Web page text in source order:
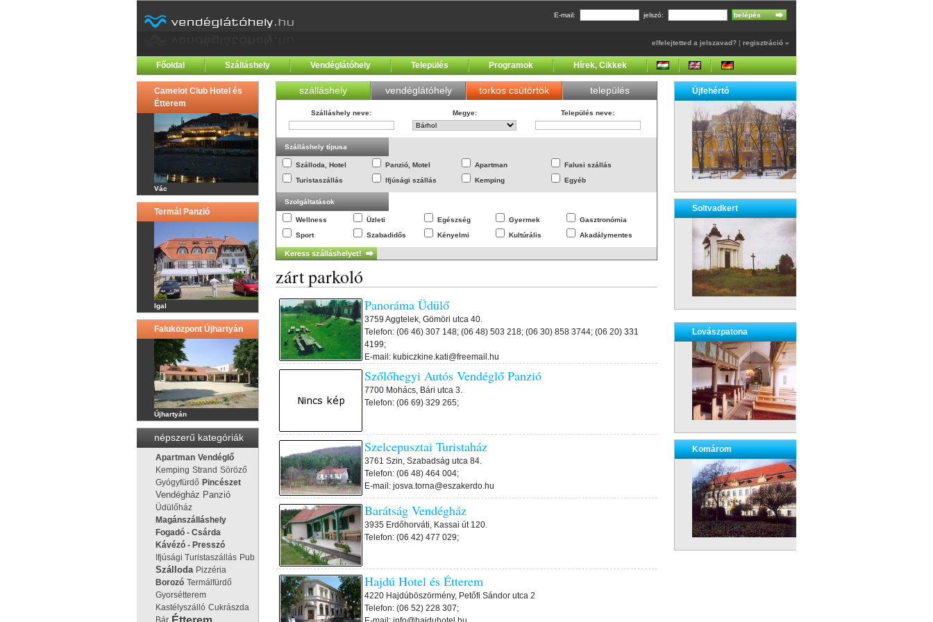
E-mail: jelszó:
elfelejtetted a jelszavad? | regisztráció »
Főoldal Szálláshely Vendéglátóhely Település Programok Hírek, Cikkek
Camelot Club Hotel és
Étterem
Vác
Termál Panzió
Igal
Faluközpont Újhartyán
Újhartyán
népszerű kategóriák
Apartman Vendéglő
Kemping Strand Söröző
Gyógyfürdő Pincészet
Vendégház Panzió
Üdülőház
Magánszálláshely
Fogadó - Csárda
Kávézó - Presszó
Ifjúsági Turistaszállás Pub
Szálloda Pizzéria
Borozó Termálfürdő
Gyorsétterem
Kastélyszálló Cukrászda
Bár
szálláshely vendéglátóhely torkos csütörtök település
Szálláshely neve: Megye: Település neve:
Szálláshely típusa
Szálloda, Hotel Panzió, Motel Apartman
Falusi szállás
Turistaszállás
Ifjúsági szállás Kemping Egyéb
Szolgáltatások
Wellness Üzleti Egészség Gyermek
Gasztronómia
Sport
Szabadidős Kényelmi Kultúrális Akadálymentes
zárt parkoló
Panoráma Üdülő
3759 Aggtelek, Gömöri utca 40.
Telefon: (06 46) 307 148; (06 48) 503 218; (06 30) 858 3744; (06 20) 331
4199;
E-mail: kubiczkine.kati@freemail.hu
Szőlőhegyi Autós Vendéglő Panzió
7700 Mohács, Bári utca 3.
Telefon: (06 69) 329 265;
Szelcepusztai Turistaház
3761 Szin, Szabadság utca 84.
Telefon: (06 48) 464 004;
E-mail: josva.torna@eszakerdo.hu
Barátság Vendégház
3935 Erdőhorváti, Kassai út 120.
Telefon: (06 42) 477 029;
Hajdú Hotel és Étterem
4220 Hajdúböszörmény, Petőfi Sándor utca 2
Telefon: (06 52) 228 307;
Újfehértó
Soltvadkert
Lovászpatona
Komárom